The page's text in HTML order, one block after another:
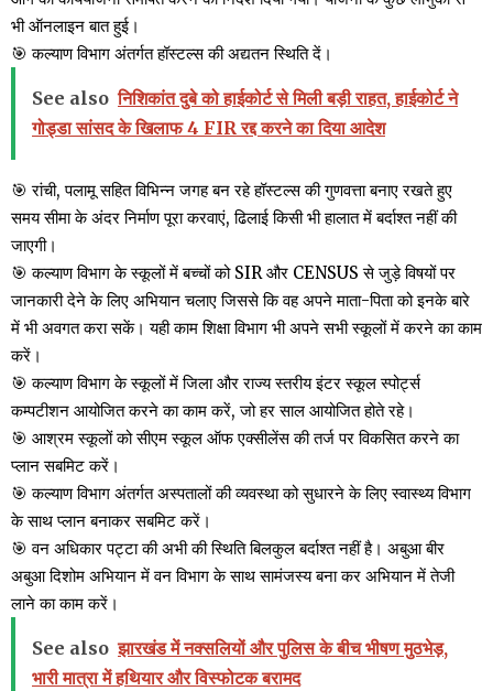
भी ऑनलाइन बात हुई।
🎯 कल्याण विभाग अंतर्गत हॉस्टल्स की अद्यतन स्थिति दें।
See also निशिकांत दुबे को हाईकोर्ट से मिली बड़ी राहत, हाईकोर्ट ने
गोड्डा सांसद के खिलाफ 4 FIR रद्द करने का दिया आदेश
🎯 रांची, पलामू सहित विभिन्न जगह बन रहे हॉस्टल्स की गुणवत्ता बनाए रखते हुए
समय सीमा के अंदर निर्माण पूरा करवाएं, ढिलाई किसी भी हालात में बर्दाश्त नहीं की
जाएगी।
🎯 कल्याण विभाग के स्कूलों में बच्चों को SIR और CENSUS से जुड़े विषयों पर
जानकारी देने के लिए अभियान चलाए जिससे कि वह अपने माता-पिता को इनके बारे
में भी अवगत करा सकें। यही काम शिक्षा विभाग भी अपने सभी स्कूलों में करने का काम
करें।
🎯 कल्याण विभाग के स्कूलों में जिला और राज्य स्तरीय इंटर स्कूल स्पोर्ट्स
कम्पटीशन आयोजित करने का काम करें, जो हर साल आयोजित होते रहे।
🎯 आश्रम स्कूलों को सीएम स्कूल ऑफ एक्सीलेंस की तर्ज पर विकसित करने का
प्लान सबमिट करें।
🎯 कल्याण विभाग अंतर्गत अस्पतालों की व्यवस्था को सुधारने के लिए स्वास्थ्य विभाग
के साथ प्लान बनाकर सबमिट करें।
🎯 वन अधिकार पट्टा की अभी की स्थिति बिलकुल बर्दाश्त नहीं है। अबुआ बीर
अबुआ दिशोम अभियान में वन विभाग के साथ सामंजस्य बना कर अभियान में तेजी
लाने का काम करें।
See also झारखंड में नक्सलियों और पुलिस के बीच भीषण मुठभेड़,
भारी मात्रा में हथियार और विस्फोटक बरामद